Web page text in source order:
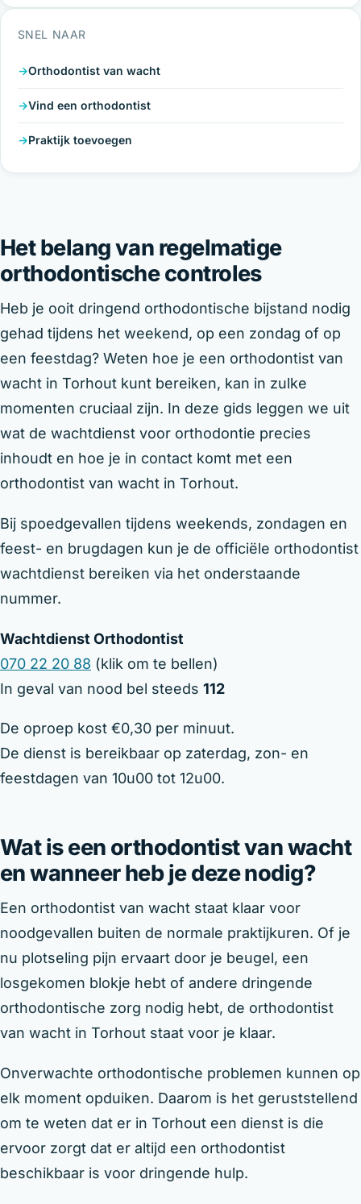
SNEL NAAR
Orthodontist van wacht
Vind een orthodontist
Praktijk toevoegen
Het belang van regelmatige
orthodontische controles
Heb je ooit dringend orthodontische bijstand nodig
gehad tijdens het weekend, op een zondag of op
een feestdag? Weten hoe je een orthodontist van
wacht in Torhout kunt bereiken, kan in zulke
momenten cruciaal zijn. In deze gids leggen we uit
wat de wachtdienst voor orthodontie precies
inhoudt en hoe je in contact komt met een
orthodontist van wacht in Torhout.
Bij spoedgevallen tijdens weekends, zondagen en
feest- en brugdagen kun je de officiële orthodontist
wachtdienst bereiken via het onderstaande
nummer.
Wachtdienst Orthodontist
070 22 20 88 (klik om te bellen)
In geval van nood bel steeds 112
De oproep kost €0,30 per minuut.
De dienst is bereikbaar op zaterdag, zon- en
feestdagen van 10u00 tot 12u00.
Wat is een orthodontist van wacht
en wanneer heb je deze nodig?
Een orthodontist van wacht staat klaar voor
noodgevallen buiten de normale praktijkuren. Of je
nu plotseling pijn ervaart door je beugel, een
losgekomen blokje hebt of andere dringende
orthodontische zorg nodig hebt, de orthodontist
van wacht in Torhout staat voor je klaar.
Onverwachte orthodontische problemen kunnen op
elk moment opduiken. Daarom is het geruststellend
om te weten dat er in Torhout een dienst is die
ervoor zorgt dat er altijd een orthodontist
beschikbaar is voor dringende hulp.